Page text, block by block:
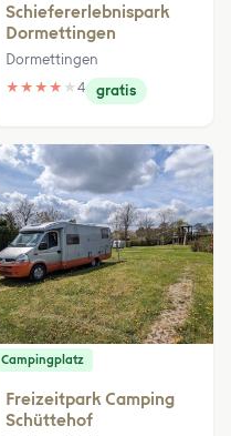
Schiefererlebnispark
Dormettingen
Dormettingen
★ ★ ★ ★ ★ 4 gratis
Campingplatz
Freizeitpark Camping
Schüttehof